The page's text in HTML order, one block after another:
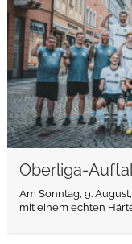
Oberliga-
Am Sonntag, 9.
mit einem echten